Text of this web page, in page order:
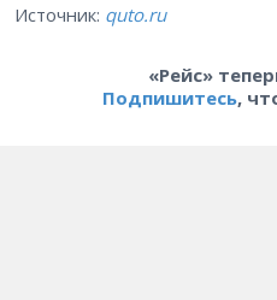
Источник: quto.ru
«Рейс»
Подпишитесь,